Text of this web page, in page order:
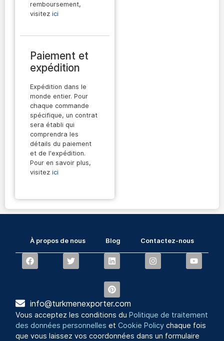
remboursement,
visitez ici
Paiement et
expédition
Expédition dans le
monde entier. Pour
chaque commande
spécifique, un contrat
sera établi qui
comprendra les
détails du paiement
et de l'expédition.
Pour en savoir plus,
visitez ici
À propos de nous Blog Contactez-nous
info@turkmenexporter.com
Vous acceptez les conditions duPolitique de traitement
des données personnelles etCookie Policy chaque fois
que vous laissez vos coordonnées dans un formulaire